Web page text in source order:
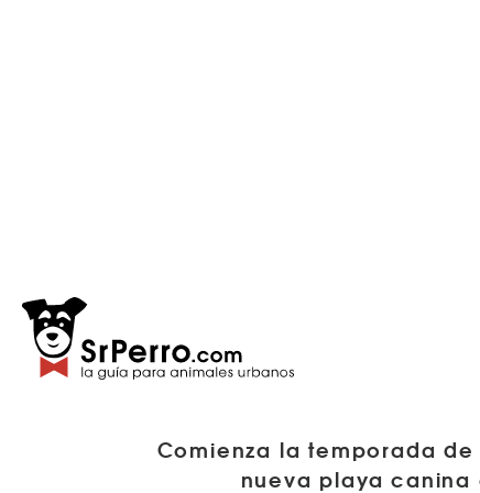
Comienza la temporada
nueva playa canina